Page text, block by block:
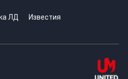
ЛД Известия